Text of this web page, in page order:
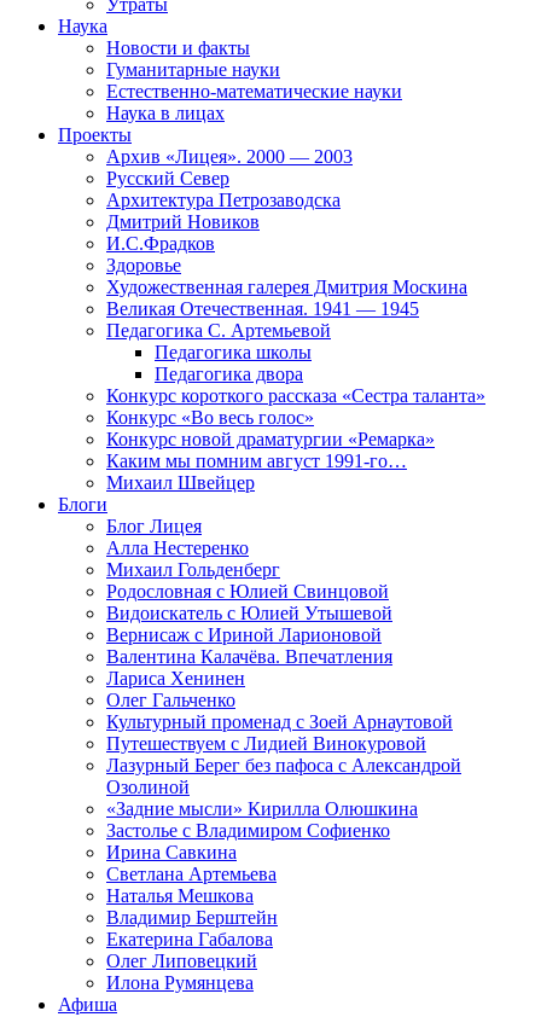
Утраты
Наука
Новости и факты
Гуманитарные науки
Естественно-математические науки
Наука в лицах
Проекты
Архив «Лицея». 2000 — 2003
Русский Север
Архитектура Петрозаводска
Дмитрий Новиков
И.С.Фрадков
Здоровье
Художественная галерея Дмитрия Москина
Великая Отечественная. 1941 — 1945
Педагогика С. Артемьевой
Педагогика школы
Педагогика двора
Конкурс короткого рассказа «Сестра таланта»
Конкурс «Во весь голос»
Конкурс новой драматургии «Ремарка»
Каким мы помним август 1991-го…
Михаил Швейцер
Блоги
Блог Лицея
Алла Нестеренко
Михаил Гольденберг
Родословная с Юлией Свинцовой
Видоискатель с Юлией Утышевой
Вернисаж с Ириной Ларионовой
Валентина Калачёва. Впечатления
Лариса Хенинен
Олег Гальченко
Культурный променад с Зоей Арнаутовой
Путешествуем с Лидией Винокуровой
Лазурный Берег без пафоса с Александрой
Озолиной
«Задние мысли» Кирилла Олюшкина
Застолье с Владимиром Софиенко
Ирина Савкина
Светлана Артемьева
Наталья Мешкова
Владимир Берштейн
Екатерина Габалова
Олег Липовецкий
Илона Румянцева
Афиша